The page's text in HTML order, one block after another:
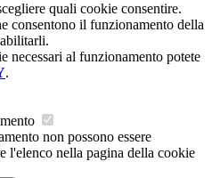
quali cookie consentire.
consentono il funzionamento della
necessari al funzionamento potete
.
non possono essere
l'elenco nella pagina della cookie